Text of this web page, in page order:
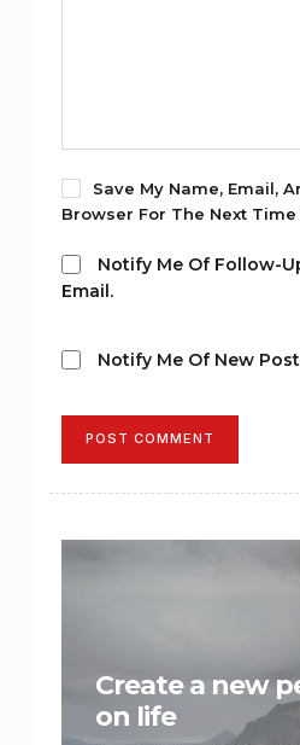
Save My Name, Email,
Browser For The Next
Notify Me Of Follow-
Email.
Notify Me Of New
POST COMMENT
Create a new
on life